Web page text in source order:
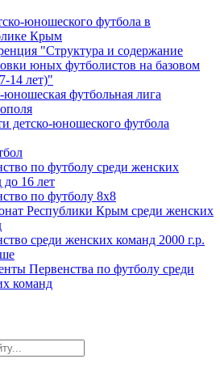
юношеского футбола в
Крым
"Структура и содержание
юных футболистов на базовом
14 лет)"
юношеская футбольная лига
детско-юношеского футбола
по футболу среди женских
до 16 лет
по футболу 8х8
Республики Крым среди женских
среди женских команд 2000 г.р.
Первенства по футболу среди
команд